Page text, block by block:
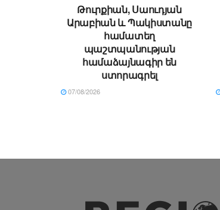
Թուրքիան, Սաուդյան
Արաբիան և Պակիստանը
համատեղ
պաշտպանության
համաձայնագիր են
ստորագրել
07/08/2026